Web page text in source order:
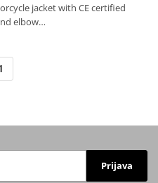
jacket with CE certified
elbow…
Prijava